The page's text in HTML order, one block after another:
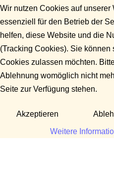
Wir nutzen Cookies auf
essenziell für den Betrieb der
helfen, diese Website und die
(Tracking Cookies). Sie
Cookies zulassen möchten.
Ablehnung womöglich nicht
Seite zur Verfügung stehen.
Akzeptieren
Weitere